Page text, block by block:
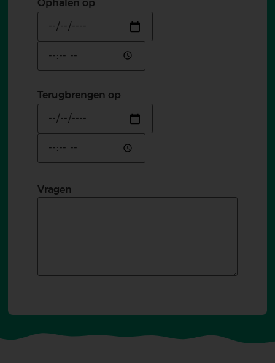
Ophalen op
Datum
Terugbrengen op
Datum
Vragen